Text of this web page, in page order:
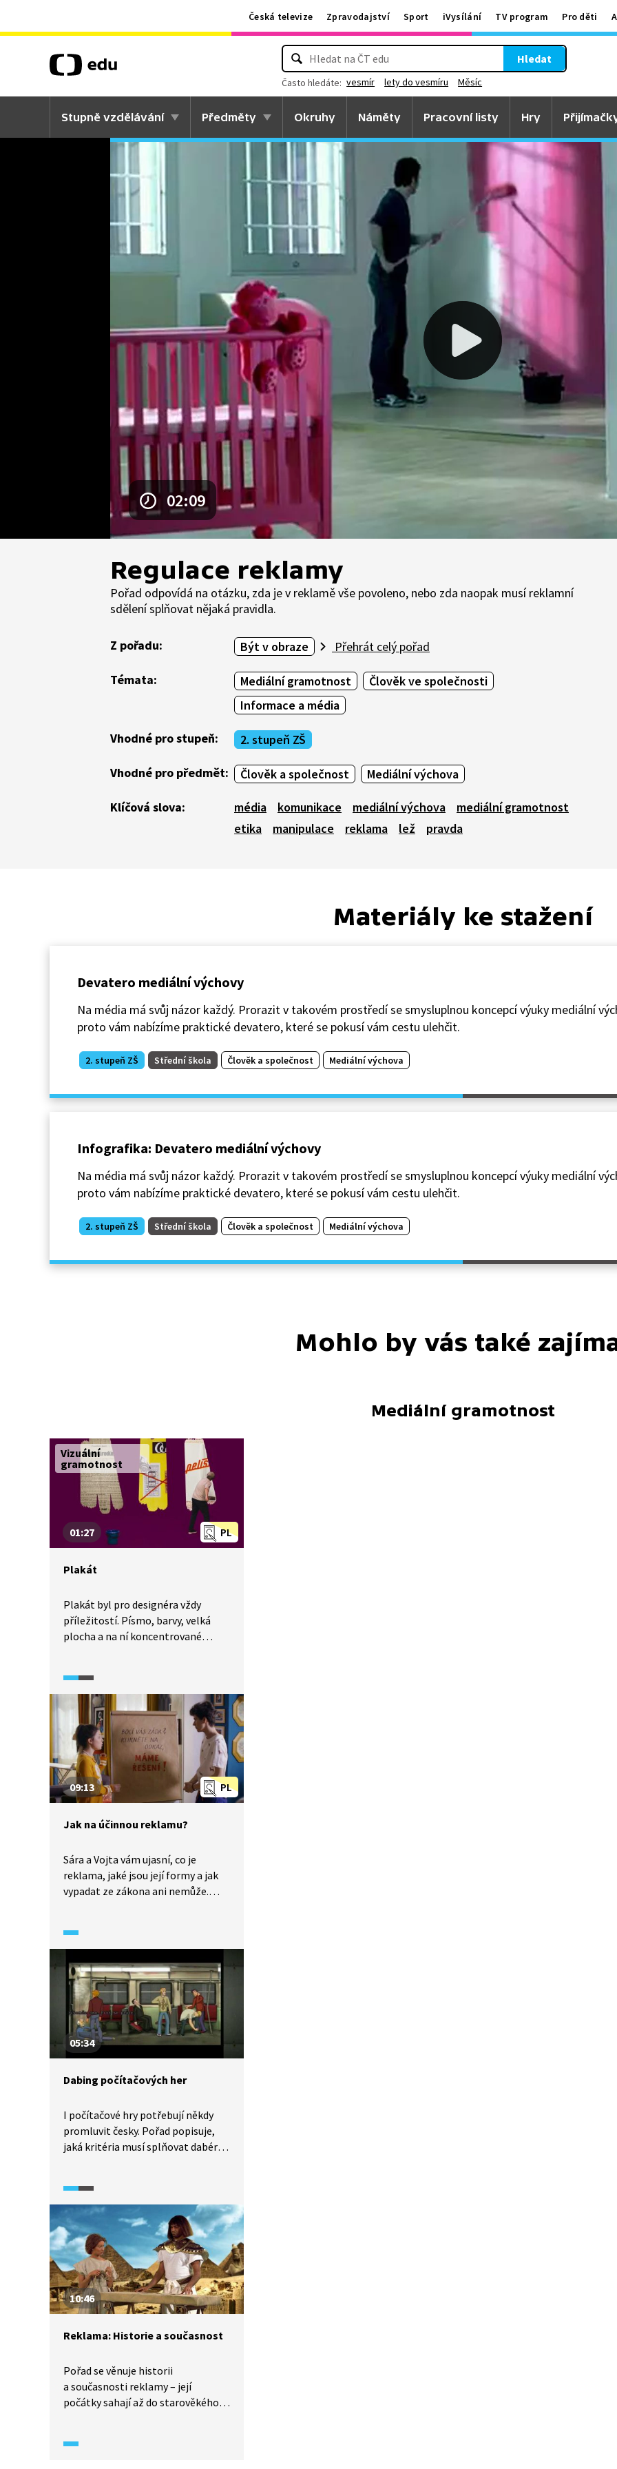
Česká televize Zpravodajství Sport iVysílání TV program Pro děti
Hledat
Často hledáte: vesmír lety do vesmíru Měsíc
Stupně vzdělávání Předměty Okruhy Náměty Pracovní listy Hry
02:09
Regulace reklamy
Pořad odpovídá na otázku, zda je v reklamě vše povoleno, nebo zda naopak musí reklamní
sdělení splňovat nějaká pravidla.
Z pořadu: Být v obraze Přehrát celý pořad
Témata: Mediální gramotnost
Člověk ve společnosti
Informace a média
Vhodné pro stupeň: 2. stupeň ZŠ
Vhodné pro předmět: Člověk a společnost Mediální výchova
Klíčová slova: média komunikace mediální výchova
mediální gramotnost
etika
manipulace reklama lež pravda
Materiály ke stažení
Devatero mediální výchovy
Na média má svůj názor každý. Prorazit v takovém prostředí se smysluplnou koncepcí výuky mediální
proto vám nabízíme praktické devatero, které se pokusí vám cestu ulehčit.
2. stupeň ZŠ Střední škola Člověk a společnost Mediální výchova
Infografika: Devatero mediální výchovy
Na média má svůj názor každý. Prorazit v takovém prostředí se smysluplnou koncepcí výuky mediální
proto vám nabízíme praktické devatero, které se pokusí vám cestu ulehčit.
2. stupeň ZŠ Střední škola Člověk a společnost Mediální výchova
Mohlo by vás také
Mediální gramotnost
Vizuální
gramotnost
PL
01:27
Plakát
Plakát byl pro designéra vždy
příležitostí. Písmo, barvy, velká
plocha a na ní koncentrované
tím jejich podoba?
PL
09:13
Jak na účinnou reklamu?
Sára a Vojta vám ujasní, co je
reklama, jaké jsou její formy a jak
vypadat ze zákona ani nemůže.
Bivojových masérských služeb.
že reklama je jen nástroj, který
může propagovat férově i klamavě,
přínosné produkty i úplné
hlouposti.
05:34
Dabing počítačových her
I počítačové hry potřebují někdy
promluvit česky. Pořad popisuje,
jaká kritéria musí splňovat dabér
10:46
Reklama: Historie a současnost
Pořad se věnuje historii
a současnosti reklamy – její
počátky sahají až do starověkého
reklama a reklama na internetu.